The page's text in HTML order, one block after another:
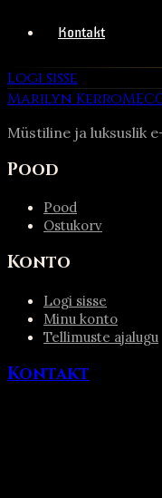
Kontakt
Logi sisse
Marilyn Kerro
Müstiline ja luksuslik
Pood
Pood
Ostukorv
Konto
Logi sisse
Minu konto
Tellimuste ajalugu
Kontakt